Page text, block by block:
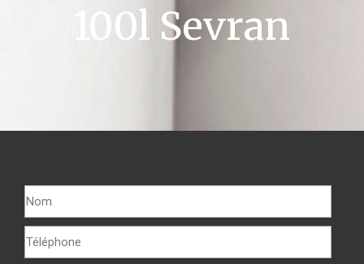
100l Sevran